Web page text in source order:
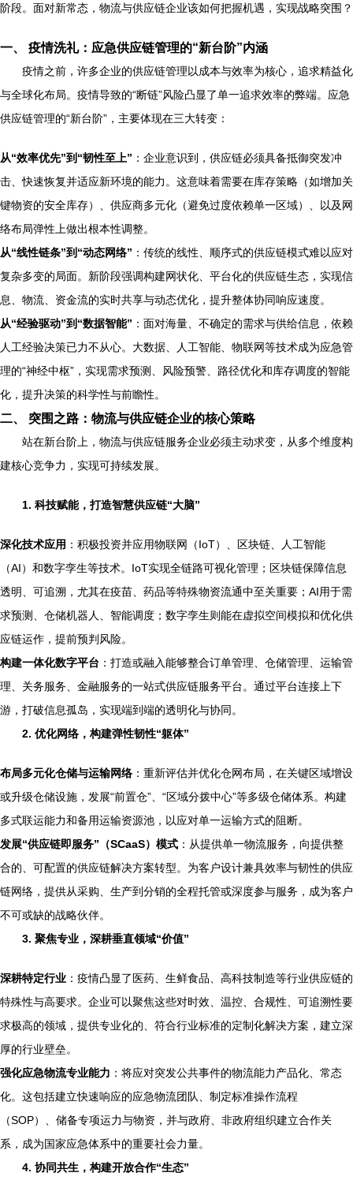
阶段。面对新常态，物流与供应链企业该如何把握机遇，实现战略突围？
一、 疫情洗礼：应急供应链管理的“新台阶”内涵
疫情之前，许多企业的供应链管理以成本与效率为核心，追求精益化
与全球化布局。疫情导致的“断链”风险凸显了单一追求效率的弊端。应急
供应链管理的“新台阶”，主要体现在三大转变：
从“效率优先”到“韧性至上” ：企业意识到，供应链必须具备抵御突发冲
击、快速恢复并适应新环境的能力。这意味着需要在库存策略（如增加关
键物资的安全库存）、供应商多元化（避免过度依赖单一区域）、以及网
络布局弹性上做出根本性调整。
从“线性链条”到“动态网络” ：传统的线性、顺序式的供应链模式难以应对
复杂多变的局面。新阶段强调构建网状化、平台化的供应链生态，实现信
息、物流、资金流的实时共享与动态优化，提升整体协同响应速度。
从“经验驱动”到“数据智能” ：面对海量、不确定的需求与供给信息，依赖
人工经验决策已力不从心。大数据、人工智能、物联网等技术成为应急管
理的“神经中枢”，实现需求预测、风险预警、路径优化和库存调度的智能
化，提升决策的科学性与前瞻性。
二、 突围之路：物流与供应链企业的核心策略
站在新台阶上，物流与供应链服务企业必须主动求变，从多个维度构
建核心竞争力，实现可持续发展。
1. 科技赋能，打造智慧供应链“大脑”
深化技术应用 ：积极投资并应用物联网（IoT）、区块链、人工智能
（AI）和数字孪生等技术。IoT实现全链路可视化管理；区块链保障信息
透明、可追溯，尤其在疫苗、药品等特殊物资流通中至关重要；AI用于需
求预测、仓储机器人、智能调度；数字孪生则能在虚拟空间模拟和优化供
应链运作，提前预判风险。
构建一体化数字平台 ：打造或融入能够整合订单管理、仓储管理、运输管
理、关务服务、金融服务的一站式供应链服务平台。通过平台连接上下
游，打破信息孤岛，实现端到端的透明化与协同。
2. 优化网络，构建弹性韧性“躯体”
布局多元化仓储与运输网络 ：重新评估并优化仓网布局，在关键区域增设
或升级仓储设施，发展“前置仓”、“区域分拨中心”等多级仓储体系。构建
多式联运能力和备用运输资源池，以应对单一运输方式的阻断。
发展“供应链即服务”（SCaaS）模式 ：从提供单一物流服务，向提供整
合的、可配置的供应链解决方案转型。为客户设计兼具效率与韧性的供应
链网络，提供从采购、生产到分销的全程托管或深度参与服务，成为客户
不可或缺的战略伙伴。
3. 聚焦专业，深耕垂直领域“价值”
深耕特定行业 ：疫情凸显了医药、生鲜食品、高科技制造等行业供应链的
特殊性与高要求。企业可以聚焦这些对时效、温控、合规性、可追溯性要
求极高的领域，提供专业化的、符合行业标准的定制化解决方案，建立深
厚的行业壁垒。
强化应急物流专业能力 ：将应对突发公共事件的物流能力产品化、常态
化。这包括建立快速响应的应急物流团队、制定标准操作流程
（SOP）、储备专项运力与物资，并与政府、非政府组织建立合作关
系，成为国家应急体系中的重要社会力量。
4. 协同共生，构建开放合作“生态”